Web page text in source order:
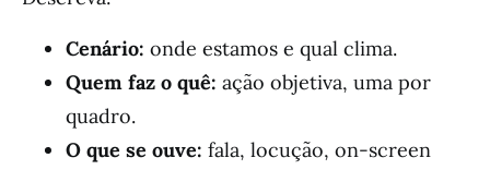
Cenário: onde estamos e qual clima.
Quem faz o quê: ação objetiva, uma por
quadro.
O que se ouve: fala, locução, on-screen